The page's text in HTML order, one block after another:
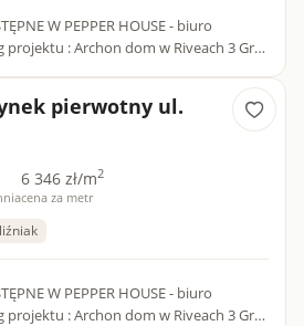
W PEPPER HOUSE - biuro
: Archon dom w Riveach 3 Gr2
pierwotny ul.
6 346 zł/m2
cena za metr
W PEPPER HOUSE - biuro
: Archon dom w Riveach 3 Gr2